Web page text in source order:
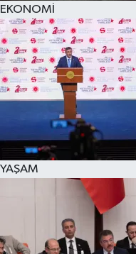
EKONOMİ
YAŞAM
SPOR
KÜLTÜR SANAT
FRAGMANLAR